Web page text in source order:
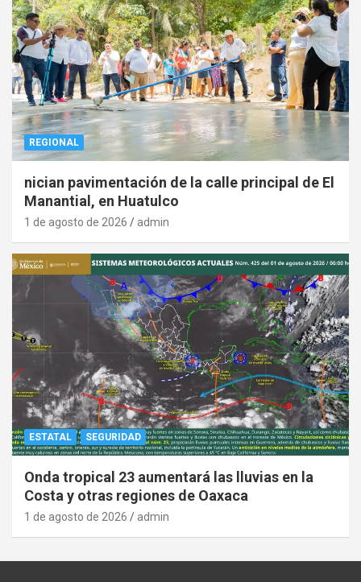
REGIONAL
nician pavimentación de la calle principal de El
Manantial, en Huatulco
1 de agosto de 2026 admin
ESTATAL SEGURIDAD
Onda tropical 23 aumentará las lluvias en la
Costa y otras regiones de Oaxaca
1 de agosto de 2026 admin